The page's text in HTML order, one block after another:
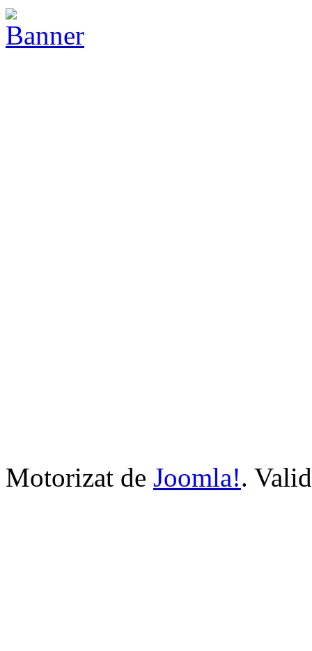
Motorizat de Joomla!.